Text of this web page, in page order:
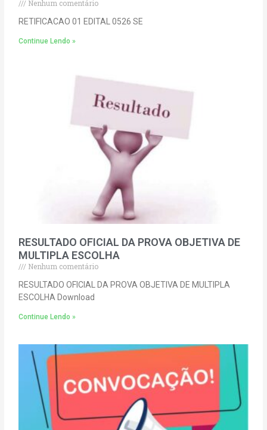
Nenhum comentário
RETIFICACAO 01 EDITAL 0526 SE
Continue Lendo »
RESULTADO OFICIAL DA PROVA OBJETIVA DE
MULTIPLA ESCOLHA
Nenhum comentário
RESULTADO OFICIAL DA PROVA OBJETIVA DE MULTIPLA
ESCOLHA Download
Continue Lendo »